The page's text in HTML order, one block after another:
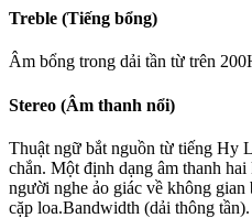
Treble (Tiếng bổng)
Âm bổng trong dải tần từ trên
Stereo (Âm thanh nổi)
Thuật ngữ bắt nguồn từ tiếng Hy
chắn. Một định dạng âm thanh
người nghe ảo giác về không
cặp loa.Bandwidth (dải thông tần).